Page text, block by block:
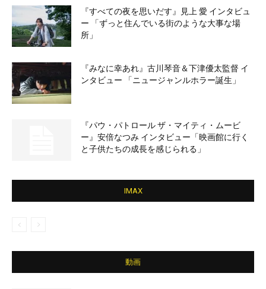
『すべての夜を思いだす』見上 愛 インタビュ
ー 「ずっと住んでいる街のような大事な場
所」
『みなに幸あれ』古川琴音＆下津優太監督 イ
ンタビュー 「ニュージャンルホラー誕生」
『パウ・パトロール ザ・マイティ・ムービ
ー』安倍なつみ インタビュー「映画館に行く
と子供たちの成長を感じられる」
IMAX
動画